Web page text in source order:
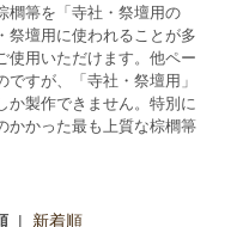
櫚箒を「寺社・祭壇用の
祭壇用に使われることが多
使用いただけます。他ペー
すが、「寺社・祭壇用」
か製作できません。特別に
かかった最も上質な棕櫚箒
| 新着順